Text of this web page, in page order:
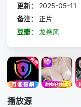
更新：
2025-05-11
备注：
正片
豆瓣：
龙卷风
播放源